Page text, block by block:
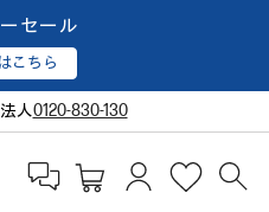
セール
こちら
法人0120-830-130